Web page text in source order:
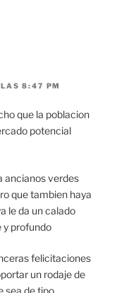
8:47 PM
que la poblacion
potencial
ancianos verdes
que tambien haya
le da un calado
y profundo
felicitaciones
un rodaje de
sea de tipo